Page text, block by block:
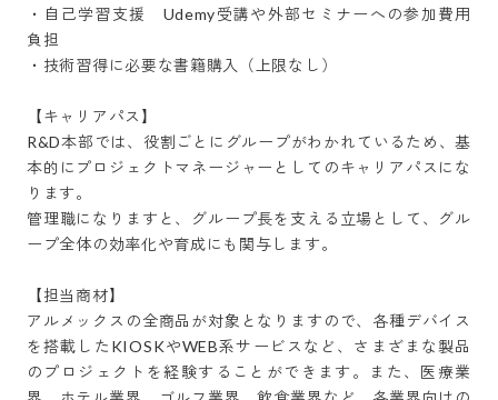
・自己学習支援　Udemy受講や外部セミナーへの参加費用
負担
・技術習得に必要な書籍購入（上限なし）
【キャリアパス】
R&D本部では、役割ごとにグループがわかれているため、基
本的にプロジェクトマネージャーとしてのキャリアパスにな
ります。
管理職になりますと、グループ長を支える立場として、グル
ープ全体の効率化や育成にも関与します。
【担当商材】
アルメックスの全商品が対象となりますので、各種デバイス
を搭載したKIOSKやWEB系サービスなど、さまざまな製品
のプロジェクトを経験することができます。また、医療業